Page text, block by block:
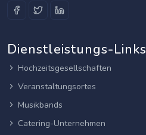
Dienstleistungs-Links
Hochzeitsgesellschaften
Veranstaltungsortes
Musikbands
Catering-Unternehmen